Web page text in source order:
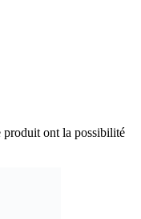
produit ont la possibilité